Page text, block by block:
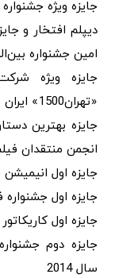
جایزه ویژه
دیپلم افتخار و
امین جشنواره
جایزه ویژه
«تهران1500» ایران سال 2011
انجمن منتقدان فیلم
جایزه اول انیمیشن
جایزه اول جشنواره
جایزه اول
جایزه دوم
سال 2014